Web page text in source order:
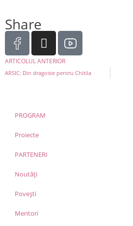
Share
ARTICOLUL ANTERIOR
ARSIC: Din dragoste pentru Chitila
PROGRAM
Proiecte
PARTENERI
Noutăți
Povești
Mentori